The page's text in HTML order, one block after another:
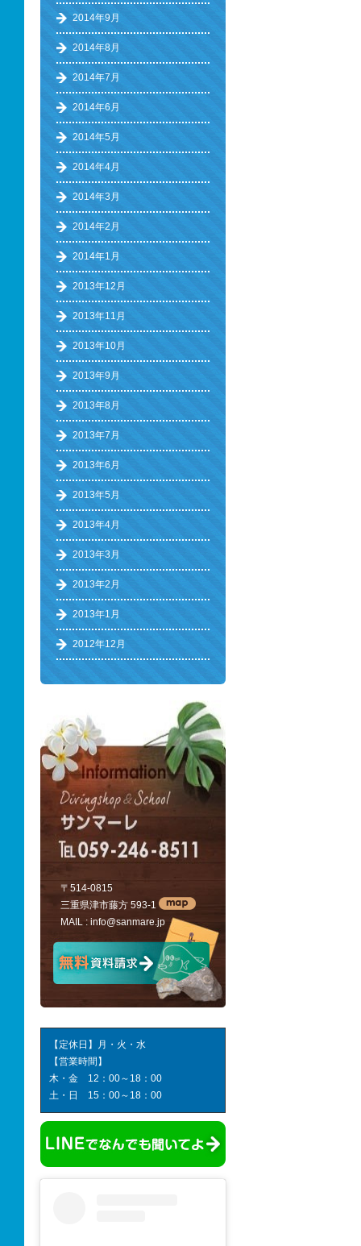
2014年9月
2014年8月
2014年7月
2014年6月
2014年5月
2014年4月
2014年3月
2014年2月
2014年1月
2013年12月
2013年11月
2013年10月
2013年9月
2013年8月
2013年7月
2013年6月
2013年5月
2013年4月
2013年3月
2013年2月
2013年1月
2012年12月
〒514-0815
三重県津市藤方 593-1
MAIL : info@sanmare.jp
【定休日】月・火・水
【営業時間】
木・金 12：00～18：00
土・日 15：00～18：00